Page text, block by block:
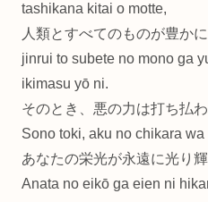
tashikana kitai o motte,
人類とすべてのものが豊か
jinrui to subete no mono ga
ikimasu yō ni.
そのとき、悪の力は打ち払わ
Sono toki, aku no chikara
あなたの栄光が永遠に光り輝
Anata no eikō ga eien ni